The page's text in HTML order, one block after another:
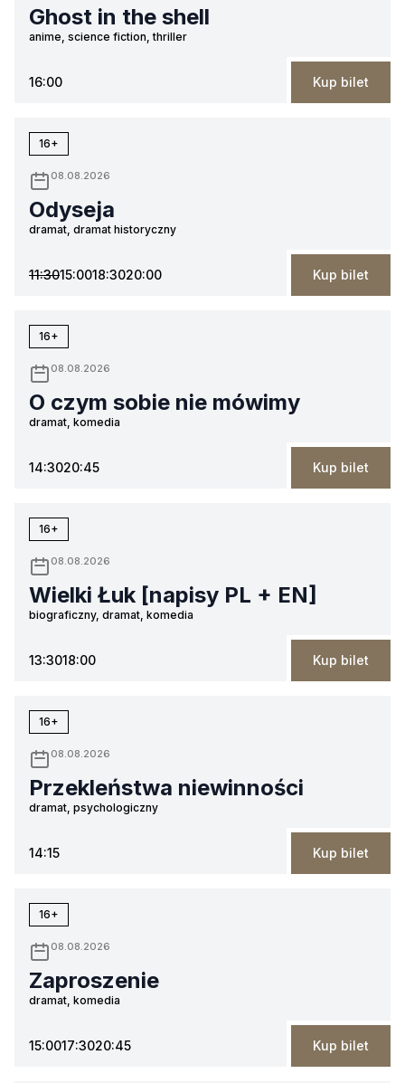
Ghost in the shell
anime, science fiction, thriller
16:00 Kup bilet
16+
08.08.2026
Odyseja
dramat, dramat historyczny
11:3015:0018:3020:00 Kup bilet
16+
08.08.2026
O czym sobie nie mówimy
dramat, komedia
14:3020:45 Kup bilet
16+
08.08.2026
Wielki Łuk [napisy PL + EN]
biograficzny, dramat, komedia
13:3018:00 Kup bilet
16+
08.08.2026
Przekleństwa niewinności
dramat, psychologiczny
14:15 Kup bilet
16+
08.08.2026
Zaproszenie
dramat, komedia
15:0017:3020:45 Kup bilet